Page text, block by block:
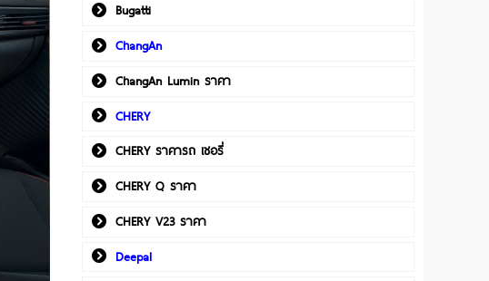
Bugatti
ChangAn
ChangAn Lumin ราคา
CHERY
CHERY ราคารถ เชอรี่
CHERY Q ราคา
CHERY V23 ราคา
Deepal